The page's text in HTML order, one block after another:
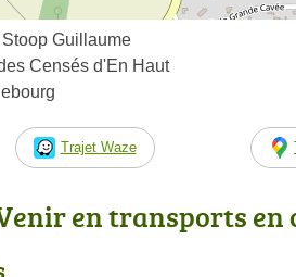
Stoop Guillaume
Censés d'En Haut
Trajet Waze
en transports en